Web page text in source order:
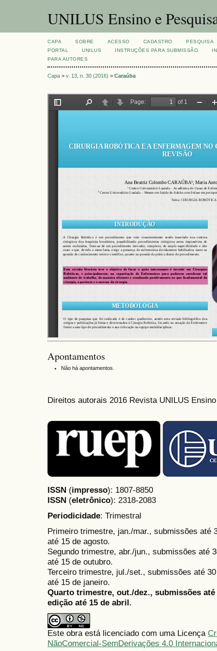
UNILUS Ensino e
CAPA SOBRE ACESSO CADASTRO
PESQUISA
PORTAL
UNILUS INSTRUÇÕES PARA SUBMISSÃO
PARA AUTORES
Capa > v. 13, n. 30 (2016) > Caraúba
Apontamentos
Não há apontamentos.
Direitos autorais 2016 Revista UNILUS
ISSN (impresso): 1807-8850
ISSN (eletrônico): 2318-2083
Periodicidade: Trimestral
Primeiro trimestre, jan./mar., submissões até
até 15 de agosto.
Segundo trimestre, abr./jun., submissões até
até 15 de outubro.
Terceiro trimestre, jul./set., submissões até
até 15 de janeiro.
Quarto trimestre, out./dez., submissões
edição até 15 de abril.
Este obra está licenciado com uma Licença
NãoComercial-SemDerivações 4.0